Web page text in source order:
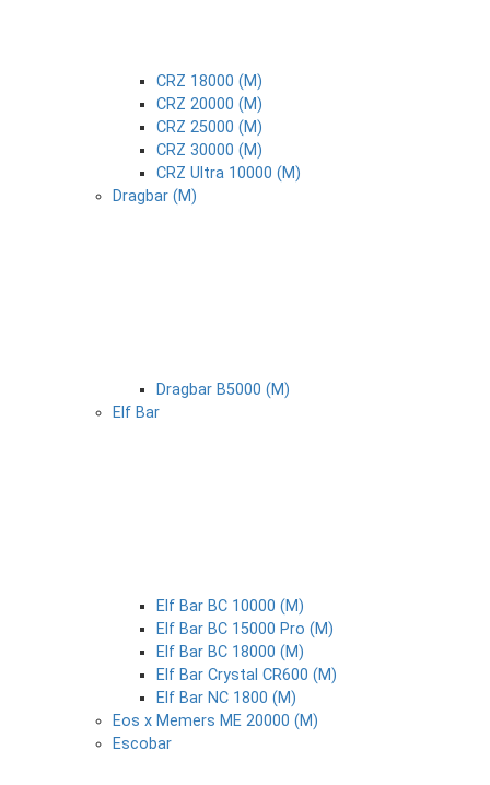
CRZ 18000 (М)
CRZ 20000 (М)
CRZ 25000 (М)
CRZ 30000 (М)
CRZ Ultra 10000 (М)
Dragbar (М)
Dragbar B5000 (М)
Elf Bar
Elf Bar BC 10000 (М)
Elf Bar BC 15000 Pro (М)
Elf Bar BC 18000 (М)
Elf Bar Crystal CR600 (М)
Elf Bar NC 1800 (М)
Eos x Memers ME 20000 (М)
Escobar